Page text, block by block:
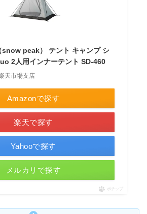
snow peak） テント キャンプ シ
2人用インナーテント SD-460
天市場支店
Amazonで探す
楽天で探す
Yahooで探す
メルカリで探す
ポチップ